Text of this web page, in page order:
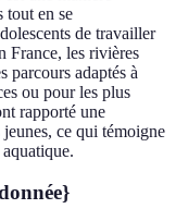
tout en se
de travailler
France, les rivières
parcours adaptés à
ou pour les plus
rapporté une
ce qui témoigne